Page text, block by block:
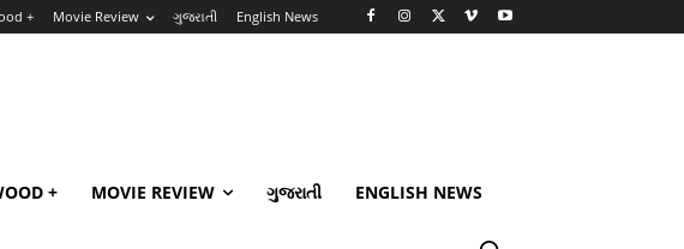
+ Movie Review ગુજરાતી English News
+ MOVIE REVIEW ગુજરાતી ENGLISH NEWS